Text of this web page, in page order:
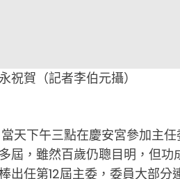
賀（記者李伯元攝）
天下午三點在慶安宮參加主任
屆，雖然百歲仍聰目明，但功
任第12屆主委，委員大部分